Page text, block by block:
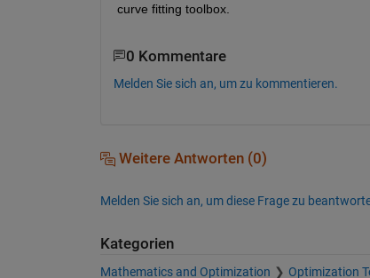
curve fitting toolbox.
0 Kommentare
Melden Sie sich an, um zu kommentieren.
Weitere Antworten (0)
Melden Sie sich an, um diese Frage zu
Kategorien
Mathematics and Optimization Optimization